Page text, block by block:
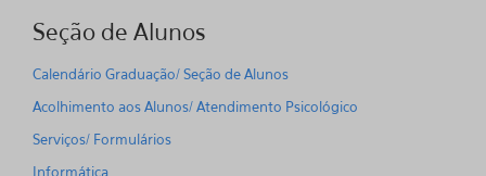
Seção de Alunos
Calendário Graduação/ Seção de Alunos
Acolhimento aos Alunos/ Atendimento Psicológico
Serviços/ Formulários
Informática